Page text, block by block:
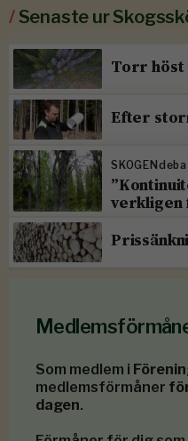
/Senaste ur
Torr höst
Efter
verkligen
Som medlem i
medlemsförmåner
dagen.